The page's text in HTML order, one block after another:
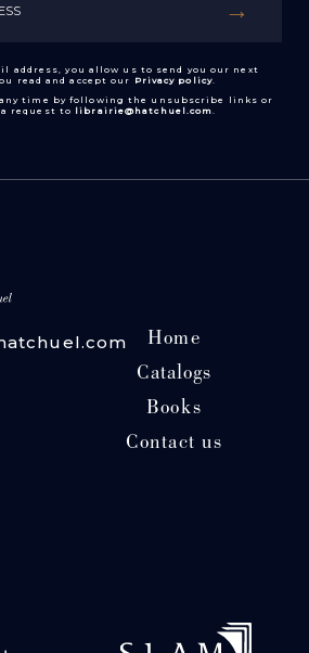
address, you allow us to send you our next
read and accept our Privacy policy
time by following the unsubscribe links or
request to librairie@hatchuel.com
Home
Catalogs
Books
Contact us